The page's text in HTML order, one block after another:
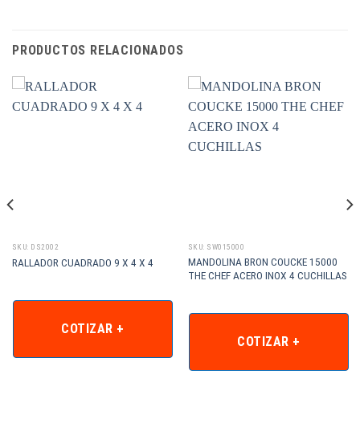
PRODUCTOS RELACIONADOS
SKU: DS2002
RALLADOR CUADRADO 9 X 4 X 4
COTIZAR +
SKU: SW015000
MANDOLINA BRON COUCKE 15000
THE CHEF ACERO INOX 4 CUCHILLAS
COTIZAR +